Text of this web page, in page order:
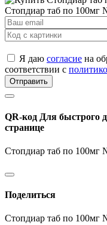
Стопдиар таб по 100мг
Я даю согласие на
соответствии с
Отправить
QR-код Для быстрого
странице
Стопдиар таб по 100мг
Поделиться
Стопдиар таб по 100мг